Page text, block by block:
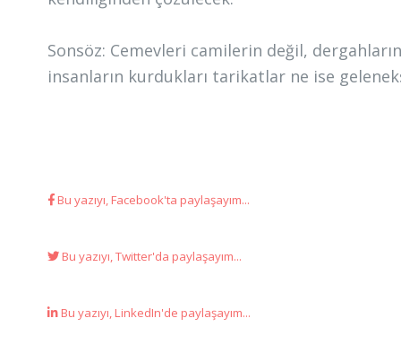
Sonsöz: Cemevleri camilerin değil,
insanların kurdukları tarikatlar ne ise
Bu yazıyı, Facebook'ta paylaşayım...
Bu yazıyı, Twitter'da paylaşayım...
Bu yazıyı, LinkedIn'de paylaşayım...